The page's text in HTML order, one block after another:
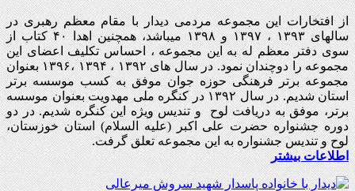
از افتخارات این مجموعه مردمی دیدار با مقام معظم رهبری در
سالهای ۱۳۹۳ ، ۱۳۹۷ و ۱۳۹۸ میباشد، همچنین اهدا ۴۰ کتاب از
سوی دفتر معظم له به این مجموعه ، احساس تکلیف اعضای این
مجموعه را دوچندان نمود. در سال های ۱۳۹۲ ، ۱۳۹۴ ،۱۳۹۶ بعنوان
مجموعه برتر فرهنگی حوزه جوان موفق به کسب موسسه برتر
استان شدیم. در سال ۱۳۹۲ در کنگره ملی مهدویت بعنوان موسسه
برتر، موفق به دریافت لوح و تندیس ویژه این کنگره شدیم. در دو
دوره جشنواره حضرت علی اکبر (علیه السلام) استان خوزستان،
لوح و تندیس جشنواره به این مجموعه تعلق گرفت.
اطلاعات بیشتر